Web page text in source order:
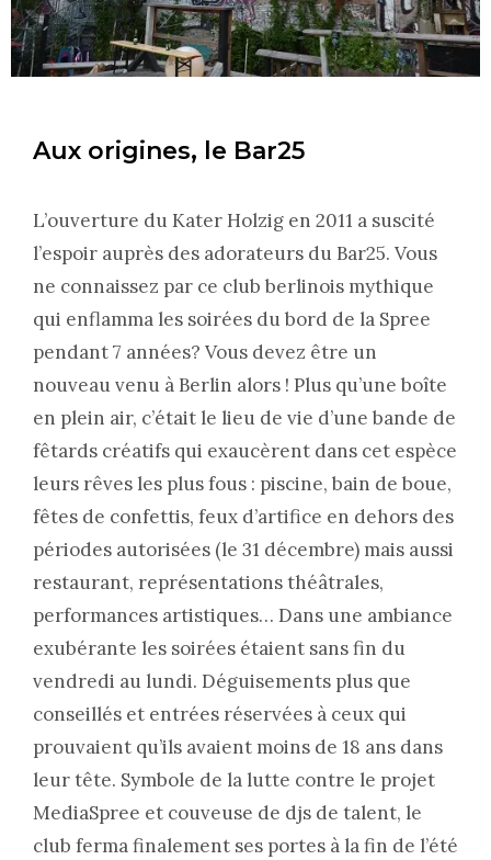
Aux origines, le Bar25
L’ouverture du Kater Holzig en 2011 a suscité
l’espoir auprès des adorateurs du Bar25. Vous
ne connaissez par ce club berlinois mythique
qui enflamma les soirées du bord de la Spree
pendant 7 années? Vous devez être un
nouveau venu à Berlin alors ! Plus qu’une boîte
en plein air, c’était le lieu de vie d’une bande de
fêtards créatifs qui exaucèrent dans cet espèce
leurs rêves les plus fous : piscine, bain de boue,
fêtes de confettis, feux d’artifice en dehors des
périodes autorisées (le 31 décembre) mais aussi
restaurant, représentations théâtrales,
performances artistiques… Dans une ambiance
exubérante les soirées étaient sans fin du
vendredi au lundi. Déguisements plus que
conseillés et entrées réservées à ceux qui
prouvaient qu’ils avaient moins de 18 ans dans
leur tête. Symbole de la lutte contre le projet
MediaSpree et couveuse de djs de talent, le
club ferma finalement ses portes à la fin de l’été